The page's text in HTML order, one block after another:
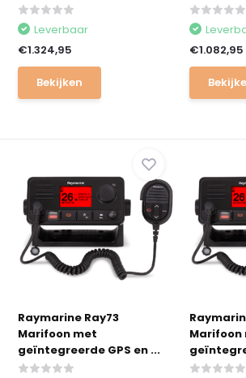
Leverbaar
€1.324,95
Bekijken
€1.082,95
Raymarine Ray73
Marifoon met
geïntegreerde GPS en ...
Marifoon